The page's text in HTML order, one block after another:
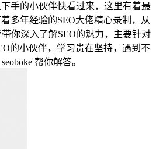
手的小伙伴快看过来，这里有着最
多年经验的SEO大佬精心录制，从
你深入了解SEO的魅力，主要针对
的小伙伴，学习贵在坚持，遇到不
帮你解答。